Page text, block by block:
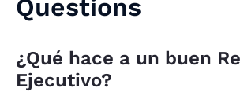
Questions
¿Qué hace a un buen
Ejecutivo?